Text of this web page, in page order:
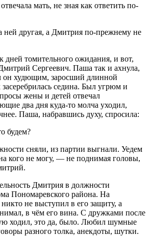
мать, не зная как ответить по-
ней другая, а Дмитрия по-прежнему не
дней томительного ожидания, и вот,
Сергеевич. Паша так и ахнула,
он худющим, заросший длинной
седина. Был угрюм и
жены и детей отвечал
два дня куда-то молча уходил,
Паша, набравшись духу, спросила:
будем?
сняли, из партии выгнали. Уедем
кого не могу, — не поднимая головы,
Дмитрия в должности
Пономаревского района. На
не выступил в его защиту, а
в чём его вина. С дружками после
ходил, это да, было. Любил шумные
разного толка, анекдоты, шутки.